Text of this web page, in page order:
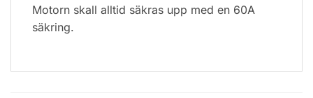
Motorn skall alltid säkras upp med en 60A
säkring.